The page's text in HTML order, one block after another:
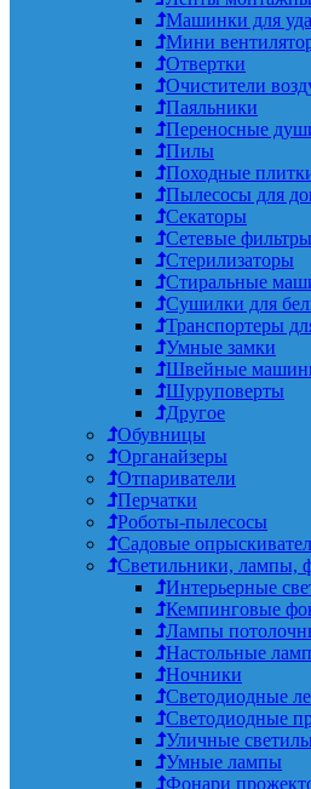
Машинки для
Мини
Отвертки
Очистители
Паяльники
Переносные
Пилы
Походные
Пылесосы для
Секаторы
Сетевые фильтры
Стерилизаторы
Стиральные
Сушилки для
Транспортеры
Умные замки
Швейные
Шуруповерты
Другое
Обувницы
Органайзеры
Отпариватели
Перчатки
Роботы-пылесосы
Садовые
Светильники, лампы,
Интерьерные
Кемпинговые
Лампы
Настольные
Ночники
Светодиодные
Светодиодные
Уличные
Умные лампы
Фонари